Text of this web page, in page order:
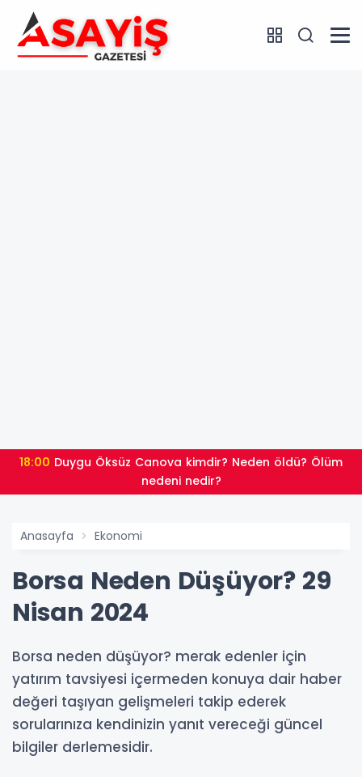
18:00
nedeni nedir?
Anasayfa Ekonomi
Borsa Neden Düşüyor? 29
Nisan 2024
Borsa neden düşüyor? merak edenler için
yatırım tavsiyesi içermeden konuya dair haber
değeri taşıyan gelişmeleri takip ederek
sorularınıza kendinizin yanıt vereceği güncel
bilgiler derlemesidir.